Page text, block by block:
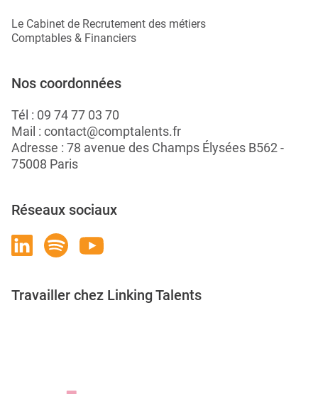
Le Cabinet de Recrutement des métiers
Comptables & Financiers
Nos coordonnées
Tél : 09 74 77 03 70
Mail : contact@comptalents.fr
Adresse : 78 avenue des Champs Élysées B562 -
75008 Paris
Réseaux sociaux
Travailler chez Linking Talents